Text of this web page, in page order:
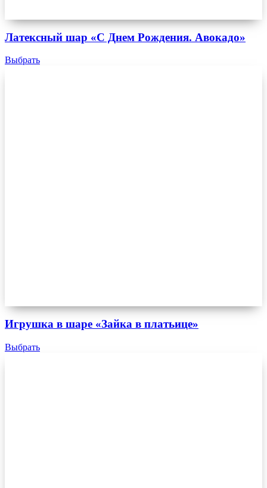
Латексный шар «С Днем Рождения. Авокадо»
Выбрать
Игрушка в шаре «Зайка в платьице»
Выбрать